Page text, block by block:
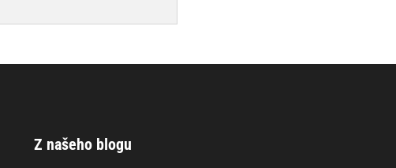
Z našeho blogu